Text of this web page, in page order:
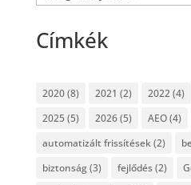
Címkék
2020(8) 2021 (2) 2022(4)
2025 (5) 2026(5) AEO(4)
automatizált frissítések (2)
biztonság(3) fejlődés(2)